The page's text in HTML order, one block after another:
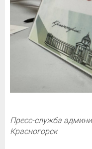
Пресс-служба
Красногорск